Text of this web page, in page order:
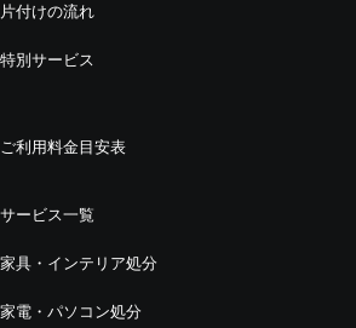
片付けの流れ
特別サービス
ご利用料金目安表
サービス一覧
家具・インテリア処分
家電・パソコン処分